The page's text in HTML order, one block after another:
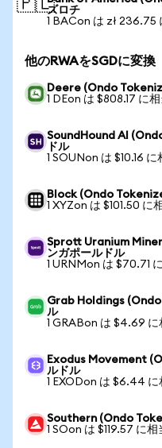
🇵🇱ズロチ
1 BACon は zł 236.75
他のRWAをSGDに変換
Deere (Ondo
1 DEon は $808.17 に相
SoundHound AI
ドル
1 SOUNon は $10.16 に
Block (Ondo
1 XYZon は $101.50 に
Sprott Uranium
ンガポールドル
1 URNMon は $70.71
Grab Holdings (Ondo
ル
1 GRABon は $4.69 に
Exodus Movement
ルドル
1 EXODon は $6.44 に
Southern (Ondo
1 SOon は $119.57 に相